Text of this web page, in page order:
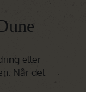
eller
Når det